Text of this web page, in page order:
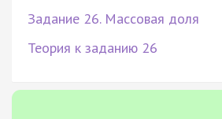
Задание 26. Массовая доля
Теория к заданию 26